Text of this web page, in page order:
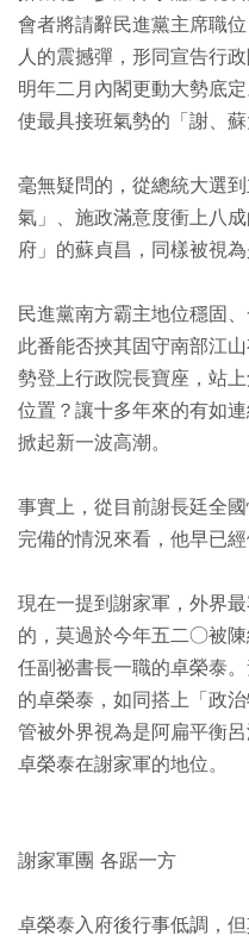
會者將請辭民進黨主席職
人的震撼彈，形同宣告行
明年二月內閣更動大勢底
使最具接班氣勢的「謝、蘇
毫無疑問的，從總統大選
氣」、施政滿意度衝上八
府」的蘇貞昌，同樣被視為
民進黨南方霸主地位穩固
此番能否挾其固守南部江
勢登上行政院長寶座，站
位置？讓十多年來的有如
掀起新一波高潮。
事實上，從目前謝長廷全
完備的情況來看，他早已
現在一提到謝家軍，外界
的，莫過於今年五二○被
任副祕書長一職的卓榮泰
的卓榮泰，如同搭上「政
管被外界視為是阿扁平衡
卓榮泰在謝家軍的地位。
謝家軍團 各踞一方
卓榮泰入府後行事低調，